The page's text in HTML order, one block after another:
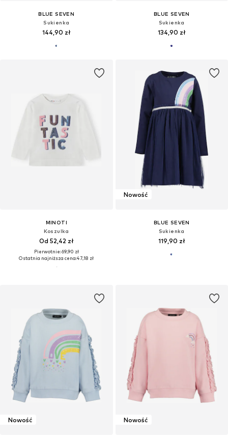
BLUE SEVEN
Sukienka
144,90 zł
BLUE SEVEN
Sukienka
134,90 zł
MINOTI
Koszulka
Od 52,42 zł
Pierwotnie: 69,90 zł
Ostatnia najniższa cena:47,18 zł
Nowość
BLUE SEVEN
Sukienka
119,90 zł
Nowość Nowość